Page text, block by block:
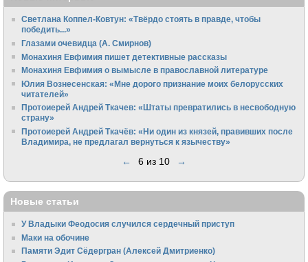
Светлана Коппел-Ковтун: «Твёрдо стоять в правде, чтобы
победить...»
Глазами очевидца (А. Смирнов)
Монахиня Евфимия пишет детективные рассказы
Монахиня Евфимия о вымысле в православной литературе
Юлия Вознесенская: «Мне дорого признание моих белорусских
читателей»
Протоиерей Андрей Ткачев: «Штаты превратились в несвободную
страну»
Протоиерей Андрей Ткачёв: «Ни один из князей, правивших после
Владимира, не предлагал вернуться к язычеству»
← 6 из 10 →
Новые статьи
У Владыки Феодосия случился сердечный приступ
Маки на обочине
Памяти Эдит Сёдергран (Алексей Дмитриенко)